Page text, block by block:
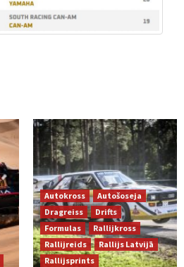
Autokross
Autošoseja
Dragreiss
Drifts
Formulas
Rallijkross
Rallijreids
Rallijs Latvijā
Rallijsprints